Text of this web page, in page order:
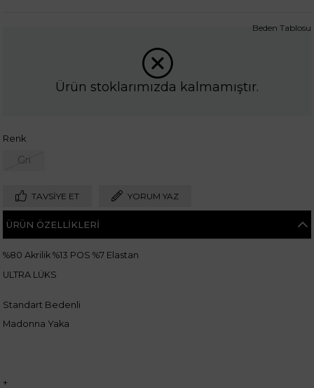
Ürün stoklarımızda kalmamıştır.
Renk
Gri
Beden Tablosu
TAVSIYE ET YORUM YAZ
ÜRÜN ÖZELLIKLERI
%80 Akrilik %13 POS %7 Elastan
ULTRA LÜKS
Standart Bedenli
Madonna Yaka
+